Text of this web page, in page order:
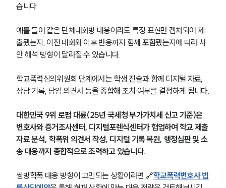
습니다.
예를 들어 같은 단체대화방 내용이라도 특정 표현만 캡처되어 제
출됐는지, 이전 대화와 이후 반응까지 함께 포함됐는지에 따라 사
안 해석 방향이 달라질 수 있습니다.
학교폭력심의위원회 단계에서는 학생 진술과 함께 디지털 자료,
상담 기록, 담임 의견서 등을 종합해 조치 여부를 결정하게 됩니다.
대한민국 9위 로펌 대륜(25년 국세청 부가가치세 신고 기준)은
변호사와 증거조사센터, 디지털포렌식센터가 협업하여 학교 제출
자료 분석, 학폭위 의견서 작성, 디지털 기록 복원, 행정심판 및 소
송 대응까지 종합적으로 조력하고 있습니다.
쌍방학폭 대응 방향이 고민되는 상황이라면 🔗학교폭력변호사 법